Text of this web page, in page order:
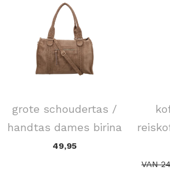
grote schoudertas /
handtas dames birina
49,95
VAN